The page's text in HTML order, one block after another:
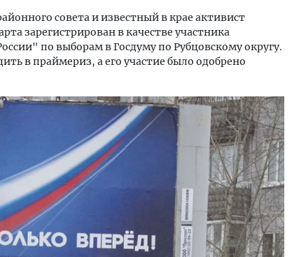
совета и известный в крае активист
зарегистрирован в качестве участника
по выборам в Госдуму по Рубцовскому округу.
в праймериз, а его участие было одобрено
архитектурных идей.
директор компании
Архитектурный код
земли. Мощение